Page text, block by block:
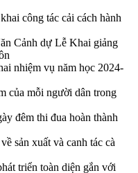
công tác cải cách hành
Cảnh dự Lễ Khai giảng
nhiệm vụ năm học 2024-
của mỗi người dân trong
đêm thi đua hoàn thành
sản xuất và canh tác cà
triển toàn diện gắn với